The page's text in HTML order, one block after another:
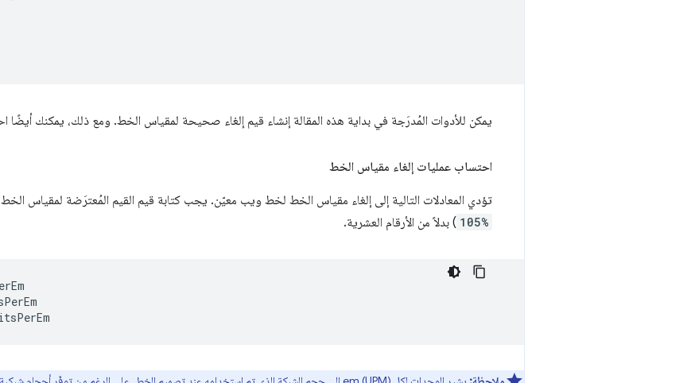
يمكن للأدوات المُدرَجة في بداية هذه المقالة إنشاء قيم إلغاء صحيحة لمقياس الخط. ومع ذلك، يمكنك أيضًا
احتساب عمليات إلغاء مقياس الخط
تؤدي المعادلات التالية إلى إلغاء مقياس الخط لخط ويب معيّن. يجب كتابة قيم القيم المُعترَضة لمقياس
105% ) بدلاً من الأرقام العشرية.